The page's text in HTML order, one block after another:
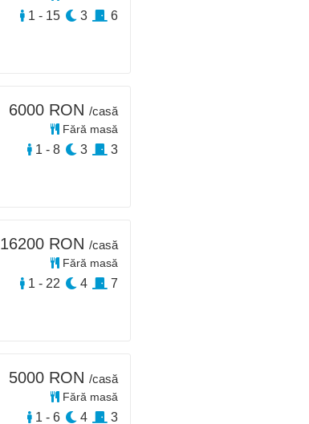
1 - 15 3 6
6000 RON /casă
Fără masă
1 - 8 3 3
16200 RON /casă
Fără masă
1 - 22 4 7
5000 RON /casă
Fără masă
1 - 6 4 3